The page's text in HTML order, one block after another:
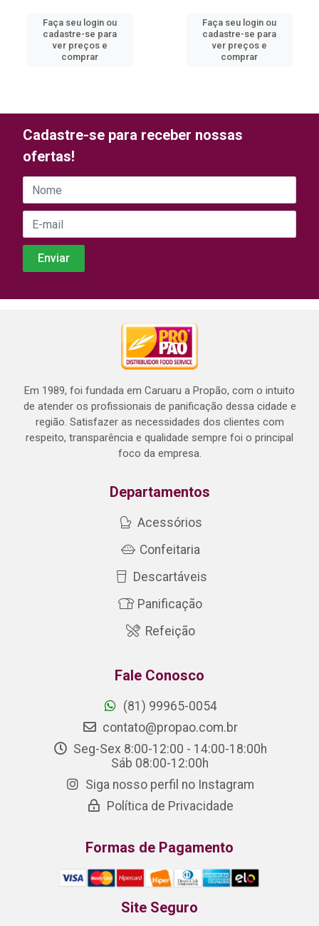
Faça seu login ou
cadastre-se para
ver preços e
comprar
Faça seu login ou
cadastre-se para
ver preços e
comprar
Cadastre-se para receber nossas
ofertas!
Em 1989, foi fundada em Caruaru a Propão, com o intuito
de atender os profissionais de panificação dessa cidade e
região. Satisfazer as necessidades dos clientes com
respeito, transparência e qualidade sempre foi o principal
foco da empresa.
Departamentos
Acessórios
Confeitaria
Descartáveis
Panificação
Refeição
Fale Conosco
(81) 99965-0054
contato@propao.com.br
Seg-Sex 8:00-12:00 - 14:00-18:00h
Sáb 08:00-12:00h
Siga nosso perfil no Instagram
Política de Privacidade
Formas de Pagamento
Site Seguro